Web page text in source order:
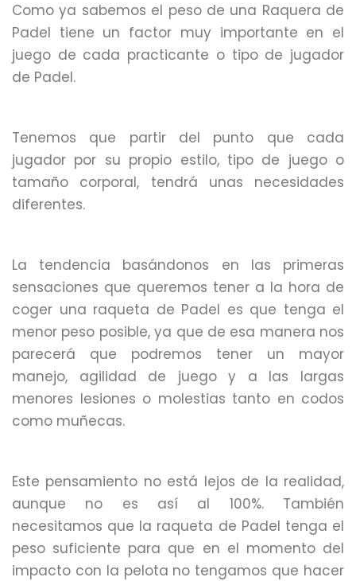
Como ya sabemos el peso de una Raquera de
Padel tiene un factor muy importante en el
juego de cada practicante o tipo de jugador
de Padel.
Tenemos que partir del punto que cada
jugador por su propio estilo, tipo de juego o
tamaño corporal, tendrá unas necesidades
diferentes.
La tendencia basándonos en las primeras
sensaciones que queremos tener a la hora de
coger una raqueta de Padel es que tenga el
menor peso posible, ya que de esa manera nos
parecerá que podremos tener un mayor
manejo, agilidad de juego y a las largas
menores lesiones o molestias tanto en codos
como muñecas.
Este pensamiento no está lejos de la realidad,
aunque no es así al 100%. También
necesitamos que la raqueta de Padel tenga el
peso suficiente para que en el momento del
impacto con la pelota no tengamos que hacer